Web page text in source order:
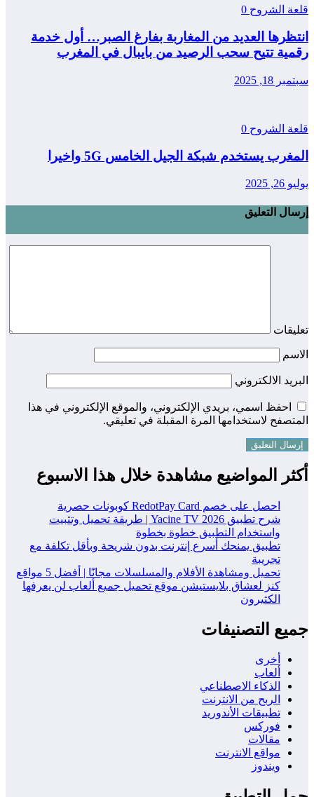
قلعة الشروح 0
انتظرها العديد من المغاربة بفارغ الصبر… أول خدمة
رقمية تتيح سحب الرصيد من بايبال في المغرب
سبتمبر 18, 2025
قلعة الشروح 0
المغرب يستخدم شبكة الجيل الخامس 5G واخيرا
يوليو 26, 2025
إرسال التعليق
تعليقات
الاسم
البريد الالكتروني
احفظ اسمي، بريدي الإلكتروني، والموقع الإلكتروني في هذا
المتصفح لاستخدامها المرة المقبلة في تعليقي.
أكثر المواضيع مشاهدة خلال هذا الاسبوع
احصل على خصم RedotPay Card كوبونات حصرية
شرح تطبيق Yacine TV 2026 | طريقة تحميل وتثبيت
واستخدام التطبيق خطوة بخطوة
تطبيق يمنحك أسرع إنترنت بدون شريحة وبأقل تكلفة مع
تجريبة
تحميل ومشاهدة الأفلام والمسلسلات مجانًا | أفضل 5 مواقع
كنز لعشاق بلايستيشن موقع تحميل جميع ألعاب لن يعرفها
الكثيرون
جميع التصنيفات
أخرى
ألعاب
الذكاء الاصطناعي
الربح من الانترنت
تطبيقات الأندوريد
فوركس
مقالات
مواقع الانترنت
ويندوز